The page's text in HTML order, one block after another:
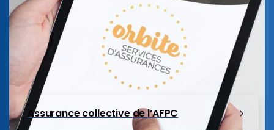
Assurance collective de l’AFPC